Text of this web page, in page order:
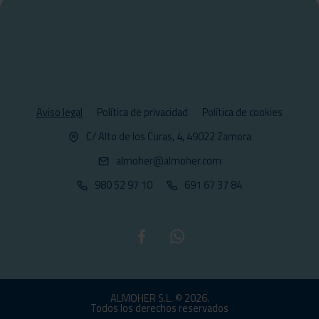
Aviso legal Política de privacidad
Política de cookies
C/ Alto de los Curas, 4, 49022 Zamora
almoher@almoher.com
980 52 97 10
691 67 37 84
ALMOHER S.L. © 2026.
Todos los derechos reservados